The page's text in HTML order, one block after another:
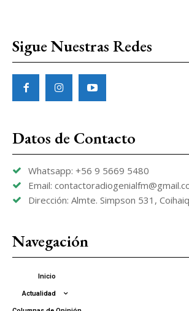
Sigue Nuestras Redes
Datos de Contacto
Whatsapp: +56 9 5669 5480
Email:
Dirección: Almte. Simpson 531,
Navegación
Inicio
Actualidad